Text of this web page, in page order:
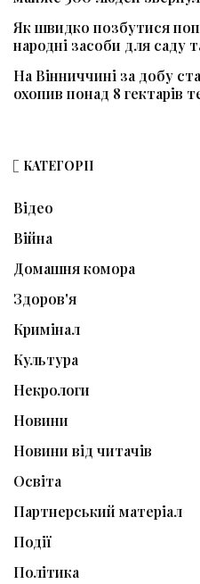
Як швидко позбутися
народні засоби для саду
На Вінниччині за добу
охопив понад 8 гектарів
КАТЕГОРІЇ
Відео
Війна
Домашня комора
Здоров'я
Кримінал
Культура
Некрологи
Новини
Новини від читачів
Освіта
Партнерський матеріал
Події
Політика